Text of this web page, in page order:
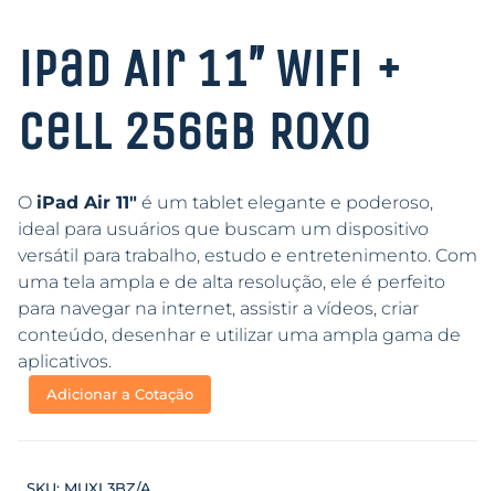
iPad Air 11″ WiFi +
Cell 256GB Roxo
O iPad Air 11″ é um tablet elegante e poderoso,
ideal para usuários que buscam um dispositivo
versátil para trabalho, estudo e entretenimento. Com
uma tela ampla e de alta resolução, ele é perfeito
para navegar na internet, assistir a vídeos, criar
conteúdo, desenhar e utilizar uma ampla gama de
aplicativos.
Adicionar a Cotação